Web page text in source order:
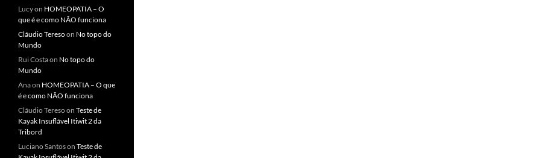
Lucyon HOMEOPATIA – O
que é e como NÃO funciona
Cláudio Teresoon No topo do
Mundo
Rui Costaon No topo do
Mundo
Anaon HOMEOPATIA – O que
é e como NÃO funciona
Cláudio Teresoon Teste de
Kayak Insuflável Itiwit 2 da
Tribord
Luciano Santoson Teste de